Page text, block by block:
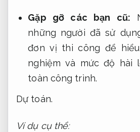
Gặp gỡ các bạn cũ:
những người đã sử
đơn vị thi công để
nghiệm và mức độ hài
toàn công trình.
Dự toán.
Ví dụ cụ thể: